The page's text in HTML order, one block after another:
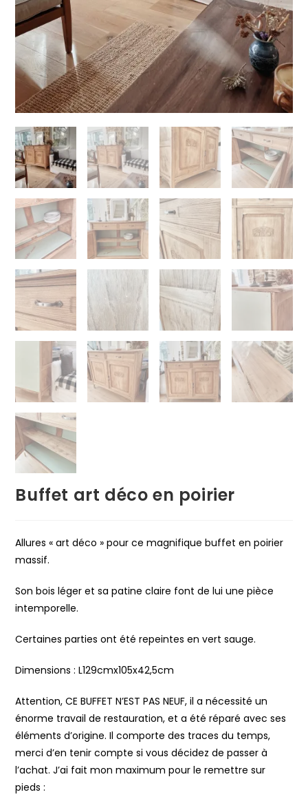
Buffet art déco en poirier
Allures « art déco » pour ce magnifique buffet en poirier
massif.
Son bois léger et sa patine claire font de lui une pièce
intemporelle.
Certaines parties ont été repeintes en vert sauge.
Dimensions : L129cmx105x42,5cm
Attention, CE BUFFET N’EST PAS NEUF, il a nécessité un
énorme travail de restauration, et a été réparé avec ses
éléments d’origine. Il comporte des traces du temps,
merci d’en tenir compte si vous décidez de passer à
l’achat. J’ai fait mon maximum pour le remettre sur
pieds :